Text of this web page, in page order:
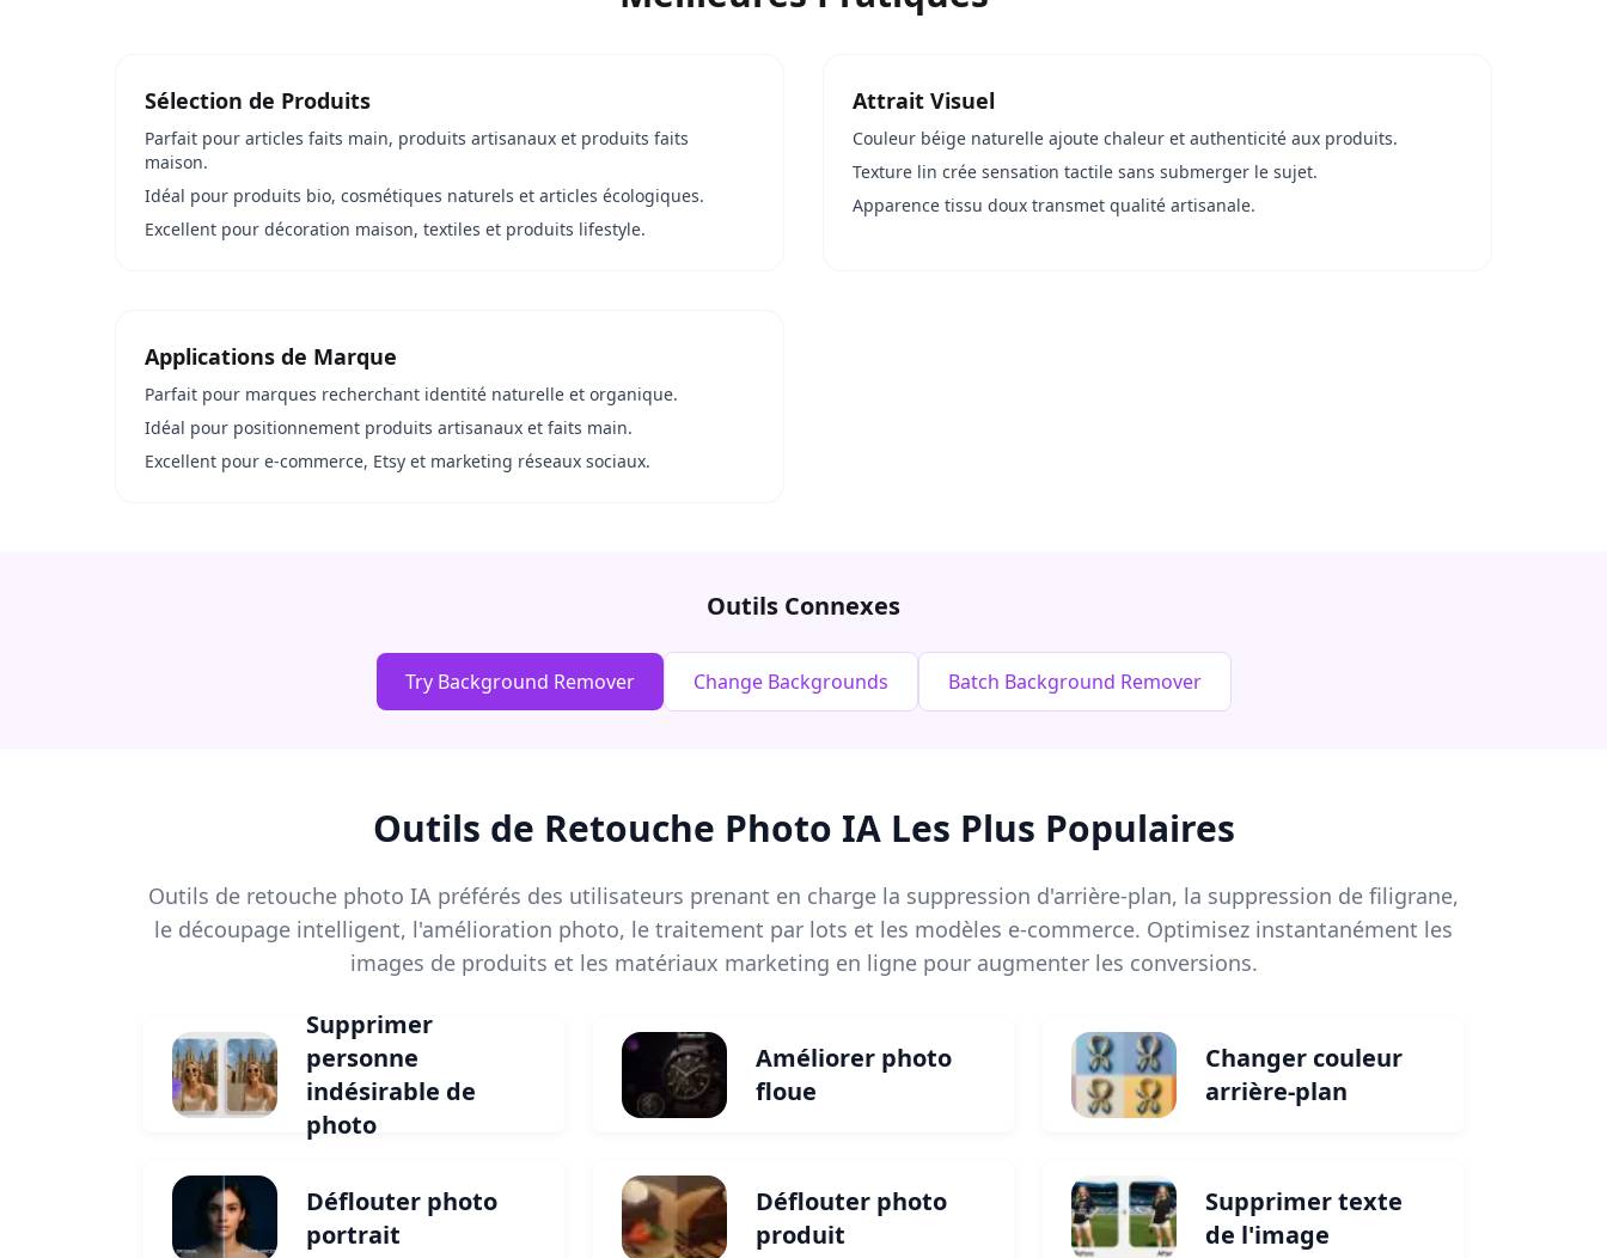
Sélection de Produits
Parfait pour articles faits main, produits artisanaux et produits faits
maison.
Idéal pour produits bio, cosmétiques naturels et articles écologiques.
Excellent pour décoration maison, textiles et produits lifestyle.
Attrait Visuel
Couleur béige naturelle ajoute chaleur et authenticité aux produits.
Texture lin crée sensation tactile sans submerger le sujet.
Apparence tissu doux transmet qualité artisanale.
Applications de Marque
Parfait pour marques recherchant identité naturelle et organique.
Idéal pour positionnement produits artisanaux et faits main.
Excellent pour e-commerce, Etsy et marketing réseaux sociaux.
Outils Connexes
Try Background Remover Change Backgrounds Batch Background Remover
Outils de Retouche Photo IA Les Plus Populaires
Outils de retouche photo IA préférés des utilisateurs prenant en charge la suppression d'arrière-plan, la suppression de filigrane,
le découpage intelligent, l'amélioration photo, le traitement par lots et les modèles e-commerce. Optimisez instantanément les
images de produits et les matériaux marketing en ligne pour augmenter les conversions.
Supprimer
personne
indésirable de
photo
Améliorer photo
floue
Changer couleur
arrière-plan
Déflouter photo
portrait
Déflouter photo
produit
Supprimer texte
de l'image